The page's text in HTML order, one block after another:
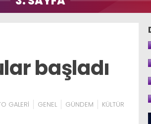
başladı
GALERİ GENEL GÜNDEM
KÜLTÜR